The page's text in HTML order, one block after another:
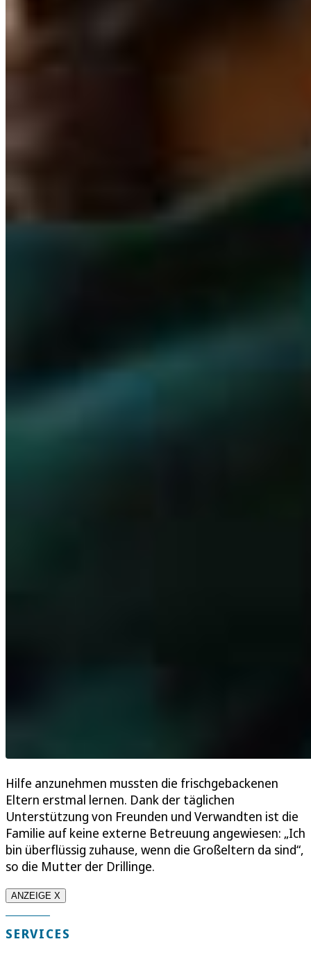
Hilfe anzunehmen mussten die frischgebackenen
Eltern erstmal lernen. Dank der täglichen
Unterstützung von Freunden und Verwandten ist die
Familie auf keine externe Betreuung angewiesen: „Ich
bin überflüssig zuhause, wenn die Großeltern da sind“,
so die Mutter der Drillinge.
ANZEIGE X
SERVICES